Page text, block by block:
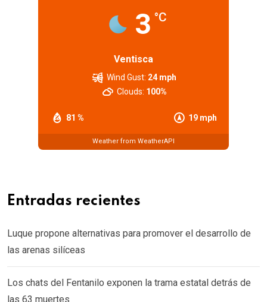
3 °C
Ventisca
81 % 19 mph
Wind Gust: 24 mph
Clouds: 100%
Weather from WeatherAPI
Entradas recientes
Luque propone alternativas para promover el desarrollo de
las arenas silíceas
Los chats del Fentanilo exponen la trama estatal detrás de
las 63 muertes